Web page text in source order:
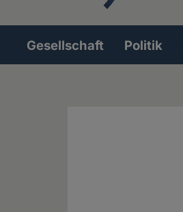
Hauptnavigation
Gesellschaft Politik